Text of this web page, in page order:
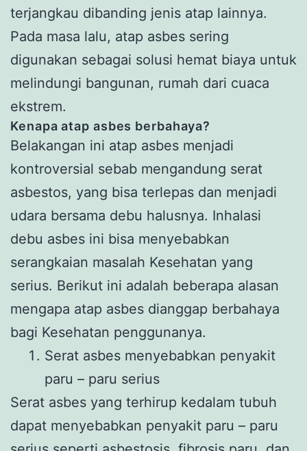
terjangkau dibanding jenis atap lainnya.
Pada masa lalu, atap asbes sering
digunakan sebagai solusi hemat biaya untuk
melindungi bangunan, rumah dari cuaca
ekstrem.
Kenapa atap asbes berbahaya?
Belakangan ini atap asbes menjadi
kontroversial sebab mengandung serat
asbestos, yang bisa terlepas dan menjadi
udara bersama debu halusnya. Inhalasi
debu asbes ini bisa menyebabkan
serangkaian masalah Kesehatan yang
serius. Berikut ini adalah beberapa alasan
mengapa atap asbes dianggap berbahaya
bagi Kesehatan penggunanya.
Serat asbes menyebabkan penyakit
paru – paru serius
Serat asbes yang terhirup kedalam tubuh
dapat menyebabkan penyakit paru – paru